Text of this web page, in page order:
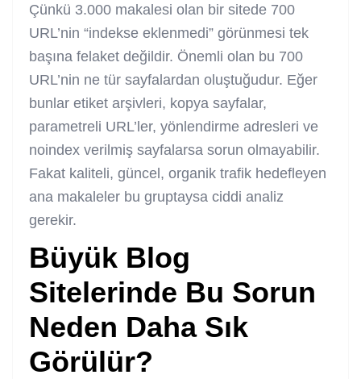
Çünkü 3.000 makalesi olan bir sitede 700
URL’nin “indekse eklenmedi” görünmesi tek
başına felaket değildir. Önemli olan bu 700
URL’nin ne tür sayfalardan oluştuğudur. Eğer
bunlar etiket arşivleri, kopya sayfalar,
parametreli URL’ler, yönlendirme adresleri ve
noindex verilmiş sayfalarsa sorun olmayabilir.
Fakat kaliteli, güncel, organik trafik hedefleyen
ana makaleler bu gruptaysa ciddi analiz
gerekir.
Büyük Blog
Sitelerinde Bu Sorun
Neden Daha Sık
Görülür?